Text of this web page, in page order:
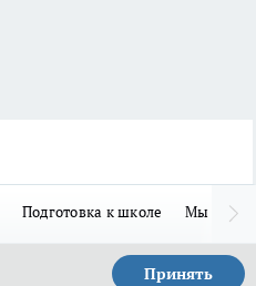
Подготовка к школе Мы в MAX
Принять